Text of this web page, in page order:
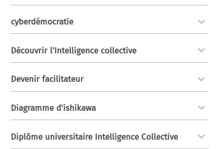
cyberdémocratie
Découvrir l'Intelligence collective
Devenir facilitateur
Diagramme d'ishikawa
Diplôme universitaire Intelligence Collective